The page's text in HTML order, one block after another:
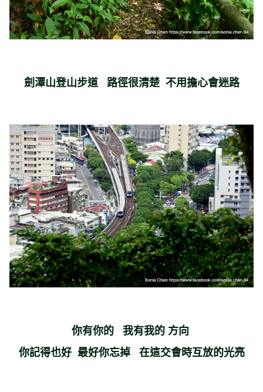
劍潭山登山步道 路徑很清楚 不用擔心會迷路
你有你的 我有我的 方向
你記得也好 最好你忘掉 在這交會時互放的光亮